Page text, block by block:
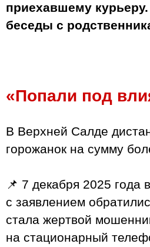
приехавшему
беседы с
«Попали под
В Верхней Салде
горожанок на сумму
📌 7 декабря 2025
с заявлением
стала жертвой
на стационарный